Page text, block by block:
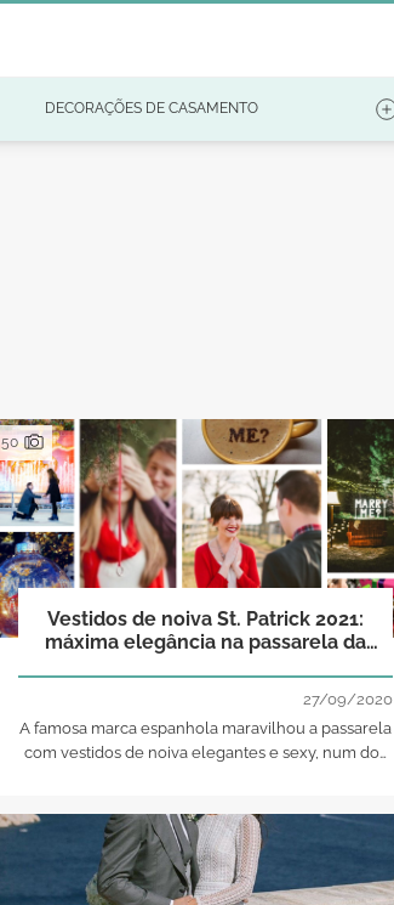
DECORAÇÕES DE CASAMENTO
Vestidos de noiva St. Patrick 2021:
máxima elegância na passarela da
27/09/2020
A famosa marca espanhola maravilhou a passarela
com vestidos de noiva elegantes e sexy, num dos
50